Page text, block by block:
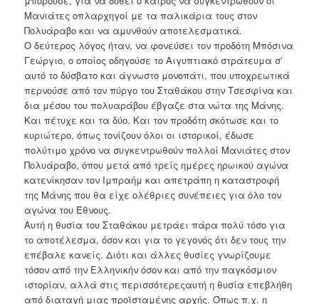
Μανιάτες οπλαρχηγοί με τα παλικάρια τους στον
Πολυάραβο και να αμυνθούν αποτελεσματικά.
Ο δεύτερος λόγος ήταν, να φονεύσει τον προδότη Μπόσινα
Γεώργιο, ο οποίος οδηγούσε το Αιγυπτιακό στράτευμα σ’
αυτό το δύσβατο και άγνωστο μονοπάτι, που υποχρεωτικά
περνούσε από τον πύργο του Σταθάκου στην Τσεσφίνα και
δια μέσου του πολυαράβου έβγαζε στα νώτα της Μάνης.
Και πέτυχε και τα δύο. Και τον προδότη σκότωσε και το
κυριώτερο, όπως τονίζουν όλοι οι ιστορικοί, έδωσε
πολύτιμο χρόνο να συγκεντρωθούν πολλοί Μανιάτες στον
Πολυάραβο, όπου μετά από τρείς ημέρες ηρωικού αγώνα
κατενίκησαν τον Ιμπραήμ και απετράπη η καταστροφή
της Μάνης που θα είχε ολέθριες συνέπειες για όλο τον
αγώνα του Έθνους.
Αυτή η θυσία του Σταθάκου μετράει πάρα πολύ τόσο για
το αποτέλεσμα, όσον και για το γεγονός ότι δεν τους την
επέβαλε κανείς. Διότι και άλλες θυσίες γνωρίζουμε
τόσον από την Ελληνικήν όσον και από την παγκόσμιον
ιστορίαν, αλλά στις περισσότερεςαυτή η θυσία επεβλήθη
από διαταγή μιας προϊσταμένης αρχής. Όπως π.χ. η